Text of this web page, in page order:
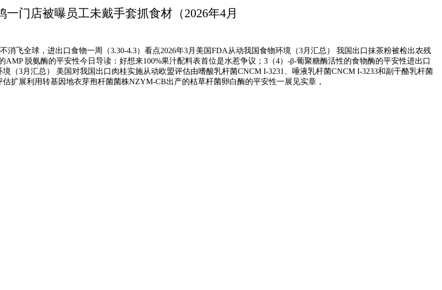
一门店被曝员工未戴手套抓食材（2026年4月
全球，进出口食物一周（3.30-4.3）看点2026年3月美国FDA从动我国食物环境（3月汇总） 我国出口抹茶粉被检出农残
AMP 脱氨酶的平安性今日导读：好想来100%果汁配料表首位是水惹争议；3（4）-β-葡聚糖酶活性的食物酶的平安性进出口
（3月汇总） 美国对我国出口肉桂实施从动欧盟评估由嗜酸乳杆菌CNCM I-3231、唾液乳杆菌CNCM I-3233和副干酪乳杆菌
扩展利用转基因地衣芽孢杆菌菌株NZYM-CB出产的枯草杆菌卵白酶的平安性一展见实章，